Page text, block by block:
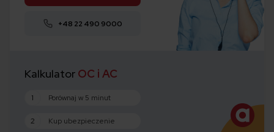
+48 22 490 9000
Kalkulator OC i AC
1 Porównaj w 5 minut
2 Kup ubezpieczenie